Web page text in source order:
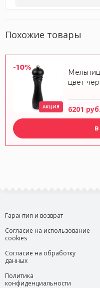
Похожие товары
-10%
АКЦИЯ
цвет
6201 руб.
Гарантия и возврат
Согласие на использование
cookies
Согласие на обработку
данных
Политика
конфиденциальности